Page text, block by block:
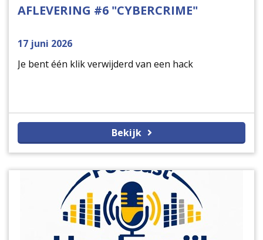
AFLEVERING #6 "CYBERCRIME"
17 juni 2026
Je bent één klik verwijderd van een hack
Bekijk